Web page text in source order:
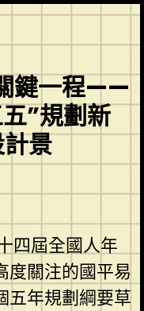
鍵一程——
”規劃新
景
四屆全國人年
度關注的國平易
五年規劃綱要草